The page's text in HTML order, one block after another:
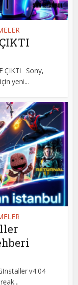
ÇIKTI Sony,
yeni...
v4.04